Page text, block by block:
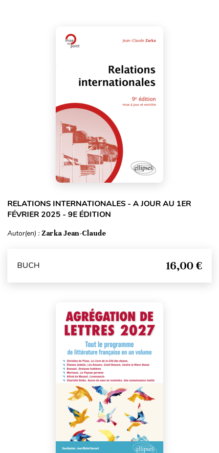
RELATIONS INTERNATIONALES - A JOUR AU 1ER
FÉVRIER 2025 - 9E ÉDITION
Autor(en) : Zarka Jean-Claude
BUCH 16,00 €